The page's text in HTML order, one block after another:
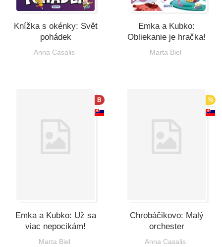
Knížka s okénky: Svět
pohádek
Anna Casalis
Emka a Kubko:
Obliekanie je hračka!
Marta Biel
B
Emka a Kubko: Už sa
viac nepocikám!
Marta Biel
%
Chrobáčikovo: Malý
orchester
Anna Casalis